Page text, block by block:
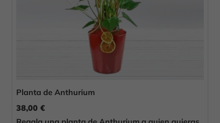
Planta de Anthurium
38,00 €